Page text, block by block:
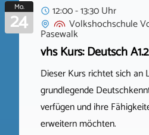
Mo.
24
12:00 - 13:30 Uhr
Volkshochschule
Pasewalk
vhs Kurs: Deutsch
Dieser Kurs richtet sich an
grundlegende
verfügen und ihre
erweitern möchten.